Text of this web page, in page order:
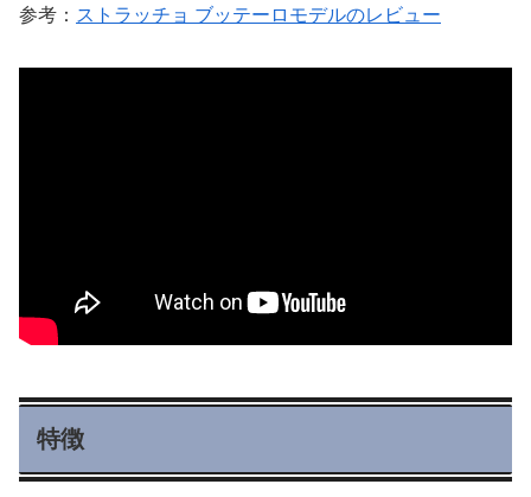
参考： ストラッチョ ブッテーロモデルのレビュー
特徴